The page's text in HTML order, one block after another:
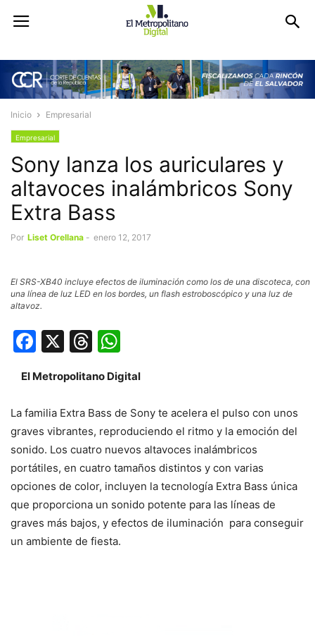
Inicio Empresarial
Empresarial
Sony lanza los auriculares y
altavoces inalámbricos Sony
Extra Bass
Por Liset Orellana - enero 12, 2017
El SRS-XB40 incluye efectos de iluminación como los de una discoteca, con
una línea de luz LED en los bordes, un flash estroboscópico y una luz de
altavoz.
Facebook
X Threads
El Metropolitano Digital
La familia Extra Bass de Sony te acelera el pulso con unos
graves vibrantes, reproduciendo el ritmo y la emoción del
sonido. Los cuatro nuevos altavoces inalámbricos
portátiles, en cuatro tamaños distintos y con varias
opciones de color, incluyen la tecnología Extra Bass única
que proporciona un sonido potente para las líneas de
graves más bajos, y efectos de iluminación para conseguir
un ambiente de fiesta.